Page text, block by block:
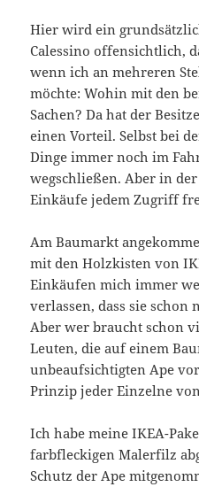
Hier wird ein
Calessino offensichtlich,
wenn ich an mehreren
möchte: Wohin mit den
Sachen? Da hat der
einen Vorteil. Selbst bei
Dinge immer noch im
wegschließen. Aber in
Einkäufe jedem Zugriff
Am Baumarkt
mit den Holzkisten von
Einkäufen mich immer
verlassen, dass sie
Aber wer braucht schon
Leuten, die auf einem
unbeaufsichtigten Ape
Prinzip jeder Einzelne
Ich habe meine IKEA-
farbfleckigen Malerfilz
Schutz der Ape